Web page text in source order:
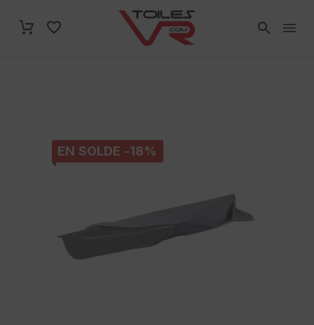
EN SOLDE -18%